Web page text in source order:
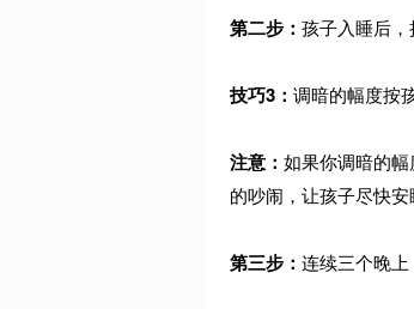
第二步： 孩子入睡后，
技巧3： 调暗的幅度按
注意： 如果你调暗的
的吵闹，让孩子尽快
第三步： 连续三个晚